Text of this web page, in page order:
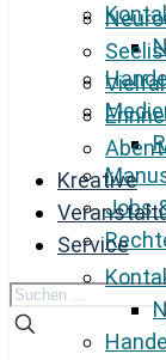
Jobs
Suchen
nach:
Kreative
Service
Handel